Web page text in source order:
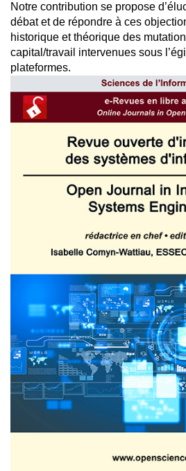
Notre contribution se propose
débat et de répondre à ces
historique et théorique des
capital/travail intervenues sous
plateformes.